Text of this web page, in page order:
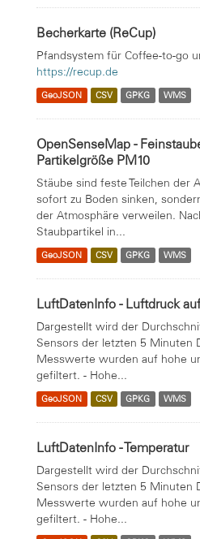
Becherkarte (ReCup)
Pfandsystem für Coffee-to-go
https://recup.de
GeoJSON CSV GPKG WMS
OpenSenseMap -
Partikelgröße PM10
Stäube sind feste Teilchen der
sofort zu Boden sinken,
der Atmosphäre verweilen.
Staubpartikel in...
GeoJSON CSV GPKG WMS
LuftDatenInfo - Luftdruck
Dargestellt wird der
Sensors der letzten 5 Minuten
Messwerte wurden auf hohe
gefiltert. - Hohe...
GeoJSON CSV GPKG WMS
LuftDatenInfo - Temperatur
Dargestellt wird der
Sensors der letzten 5 Minuten
Messwerte wurden auf hohe
gefiltert. - Hohe...